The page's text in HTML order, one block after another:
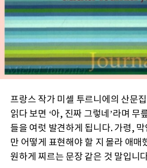
프랑스 작가 미셸 투르니에의 산문
읽다 보면 ‘아, 진짜 그렇네’라며 무
들을 여럿 발견하게 됩니다. 가령,
만 어떻게 표현해야 할 지 몰라 애매
원하게 찌르는 문장 같은 것 말입니